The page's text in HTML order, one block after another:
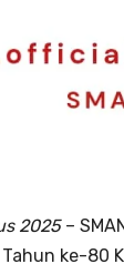
2025–
ke-80